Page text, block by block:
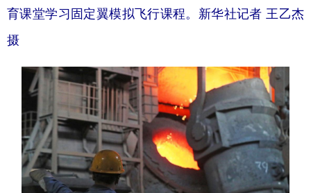
育课堂学习固定翼模拟飞行课程。新华社记者 王乙杰
摄